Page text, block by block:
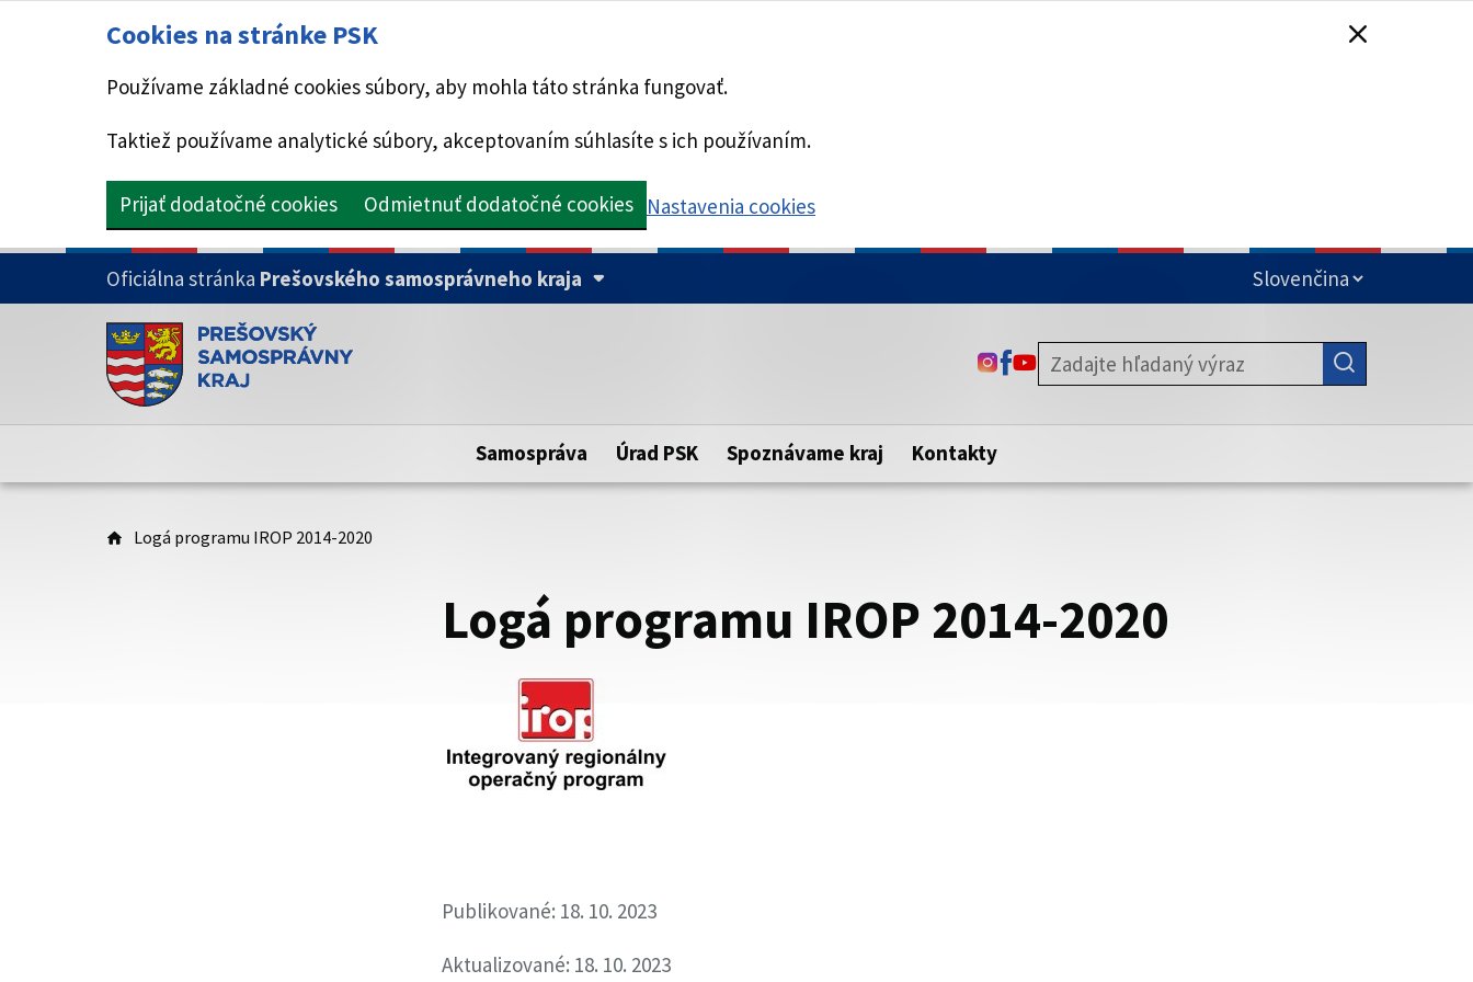
Cookies na stránke PSK
Používame základné cookies súbory, aby mohla táto stránka fungovať.
Taktiež používame analytické súbory, akceptovaním súhlasíte s ich používaním.
Prijať dodatočné cookies Odmietnuť dodatočné cookies Nastavenia cookies
PRESKOČIŤ NA HLAVNÝ OBSAH
Oficiálna stránka Prešovského samosprávneho kraja
Doména psk.sk je oficiálna
Toto je oficiálna webová stránka Prešovského samosprávneho kraja.
Táto stránka je zabezpečená
zabezpečenú webovú stránku. Zabezpečená stránka vždy začína
https:// pred názvom domény webového sídla.
ODKAZ SA OTVORÍ NA NOVEJ KARTE
ODKAZ SA OTVORÍ NA NOVEJ KARTE
ODKAZ SA OTVORÍ NA NOVEJ KARTE
Samospráva Úrad PSK Spoznávame kraj Kontakty
Logá programu IROP 2014-2020
Logá programu IROP 2014-2020
Publikované: 18. 10. 2023
Aktualizované: 18. 10. 2023